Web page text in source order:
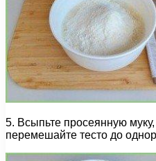
5. Всыпьте просеянную
перемешайте тесто до